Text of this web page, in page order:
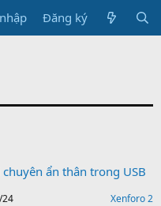
Đăng ký
ẩn thân trong USB
Xenforo 2